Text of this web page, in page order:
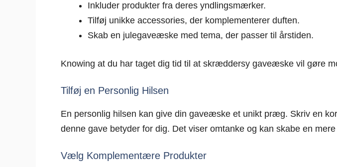
Inkluder produkter fra deres yndlingsmærker.
Tilføj unikke accessories, der komplementerer duften.
Skab en julegaveæske med tema, der passer til årstiden.
Knowing at du har taget dig tid til at skræddersy gaveæske vil gøre
Tilføj en Personlig Hilsen
En personlig hilsen kan give din gaveæske et unikt præg. Skriv en
denne gave betyder for dig. Det viser omtanke og kan skabe en
Vælg Komplementære Produkter